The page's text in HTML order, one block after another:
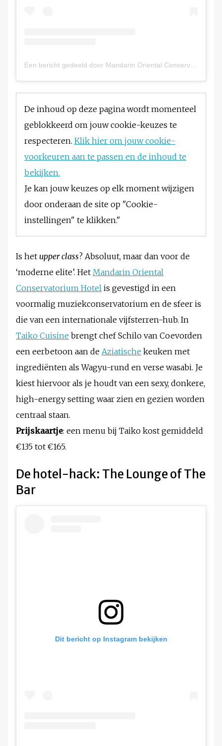
Een bericht gedeeld door Mandarin Oriental Conservatorium, Amsterdam (@mo_conservatorium)
De inhoud op deze pagina wordt momenteel
geblokkeerd om jouw cookie-keuzes te
respecteren. Klik hier om jouw cookie-
voorkeuren aan te passen en de inhoud te
bekijken.
Je kan jouw keuzes op elk moment wijzigen
door onderaan de site op "Cookie-
instellingen" te klikken."
Is het upper class? Absoluut, maar dan voor de
‘moderne elite’. Het Mandarin Oriental
Conservatorium Hotel is gevestigd in een
voormalig muziekconservatorium en de sfeer is
die van een internationale vijfsterren-hub. In
Taiko Cuisine brengt chef Schilo van Coevorden
een eerbetoon aan de Aziatische keuken met
ingrediënten als Wagyu-rund en verse wasabi. Je
kiest hiervoor als je houdt van een sexy, donkere,
high-energy setting waar zien en gezien worden
centraal staan.
Prijskaartje: een menu bij Taiko kost gemiddeld
€135 tot €165.
De hotel-hack: The Lounge of The
Bar
Dit bericht op Instagram bekijken